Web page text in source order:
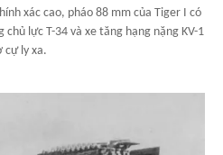
xác cao, pháo 88 mm của Tiger I có
lực T-34 và xe tăng hạng nặng KV-1
cự ly xa.